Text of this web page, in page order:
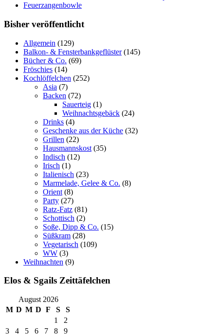
Feuerzangenbowle
Bisher veröffentlicht
Allgemein (129)
Balkon- & Fensterbankgeflüster(145)
Bücher & Co. (69)
Fröschies (14)
Kochlöffelchen (252)
Asia (7)
Backen (72)
Sauerteig (1)
Weihnachtsgebäck (24)
Drinks (4)
Geschenke aus der Küche (32)
Grillen (22)
Hausmannskost (35)
Indisch (12)
Irisch (1)
Italienisch (23)
Marmelade, Gelee & Co. (8)
Orient (8)
Party (27)
Ratz-Fatz (81)
Schottisch (2)
Soße, Dipp & Co. (15)
Süßkram (28)
Vegetarisch (109)
WW (3)
Weihnachten (9)
Elos & Sgails Zeittäfelchen
August 2026
M D M D F S
S
1
2
3
4 5 6 7 8
9